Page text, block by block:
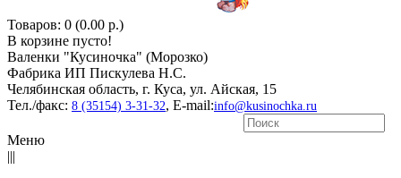
Товаров: 0 (0.00 р.)
В корзине пусто!
Валенки "Кусиночкa" (Морозко)
Фабрика ИП Пискулева Н.С.
Челябинская область, г. Куса, ул. Айская, 15
Тел./факс: 8 (35154) 3-31-32, E-mail:info@kusinochka.ru
Меню
|||